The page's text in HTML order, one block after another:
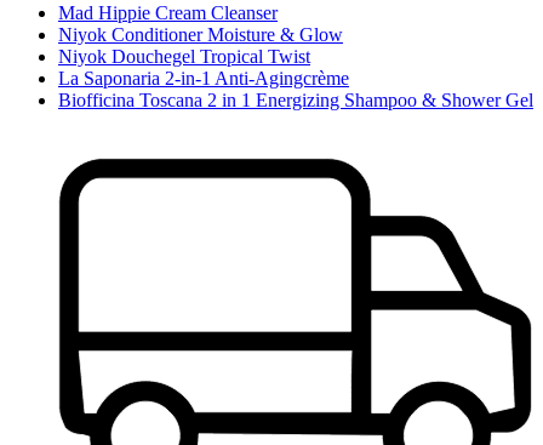
Mad Hippie Cream Cleanser
Niyok Conditioner Moisture & Glow
Niyok Douchegel Tropical Twist
La Saponaria 2-in-1 Anti-Agingcrème
Biofficina Toscana 2 in 1 Energizing Shampoo & Shower Gel